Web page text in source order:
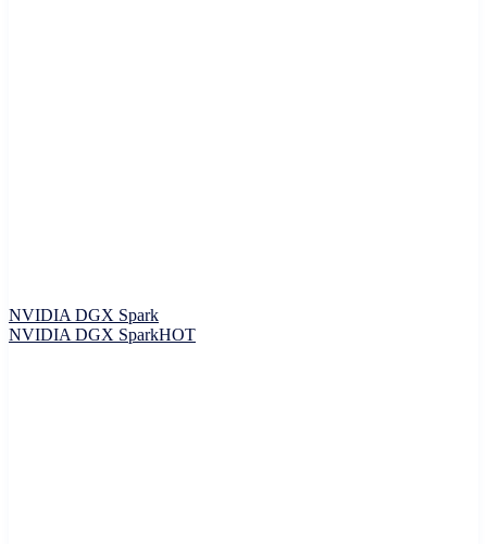
NVIDIA DGX Spark
NVIDIA DGX SparkHOT